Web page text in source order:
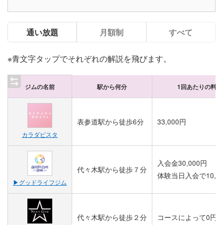
通い放題 月額制 すべて
※青文字タップでそれぞれの解説を飛びます。
ジムの名前 駅から何分 1回あたりの料金
カラダビスタ
表参道駅から徒歩6分 33,000円
▶︎グッドライフジム
​代々木駅から徒歩７分​
入会金30,000円
体験当日入会で
代々木駅から徒歩２分 コースによって0円